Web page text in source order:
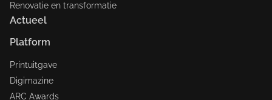
Renovatie en transformatie
Actueel
Platform
Printuitgave
Digimazine
ARC Awards